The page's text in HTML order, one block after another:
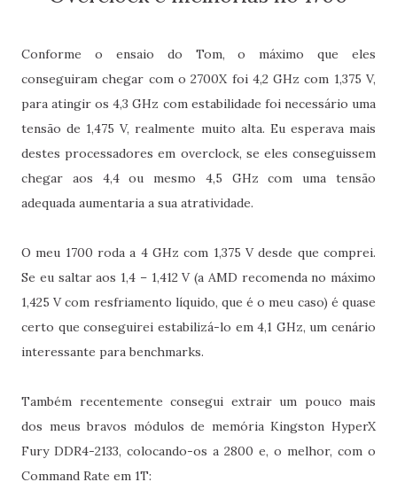
Conforme o ensaio do Tom, o máximo que eles
conseguiram chegar com o 2700X foi 4,2 GHz com 1,375 V,
para atingir os 4,3 GHz com estabilidade foi necessário uma
tensão de 1,475 V, realmente muito alta. Eu esperava mais
destes processadores em overclock, se eles conseguissem
chegar aos 4,4 ou mesmo 4,5 GHz com uma tensão
adequada aumentaria a sua atratividade.
O meu 1700 roda a 4 GHz com 1,375 V desde que comprei.
Se eu saltar aos 1,4 – 1,412 V (a AMD recomenda no máximo
1,425 V com resfriamento líquido, que é o meu caso) é quase
certo que conseguirei estabilizá-lo em 4,1 GHz, um cenário
interessante para benchmarks.
Também recentemente consegui extrair um pouco mais
dos meus bravos módulos de memória Kingston HyperX
Fury DDR4-2133, colocando-os a 2800 e, o melhor, com o
Command Rate em 1T: